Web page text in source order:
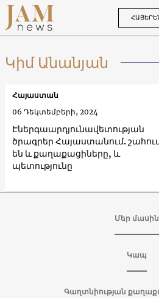
Կիմ Անանյան
Էներգաարդյունավետության
ծրագրեր Հայաստանում.
են և քաղաքացիները, և
պետությունը
Հայաստան
06 Դեկտեմբերի, 2024
Մեր մասին
Կապ
Գաղտնիության